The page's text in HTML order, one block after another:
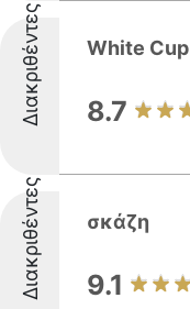
Διακριθέντες White Cup
8.7
Διακριθέντες σκάζη
9.1